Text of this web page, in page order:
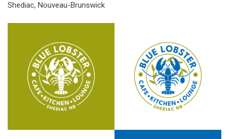
Shediac, Nouveau-Brunswick